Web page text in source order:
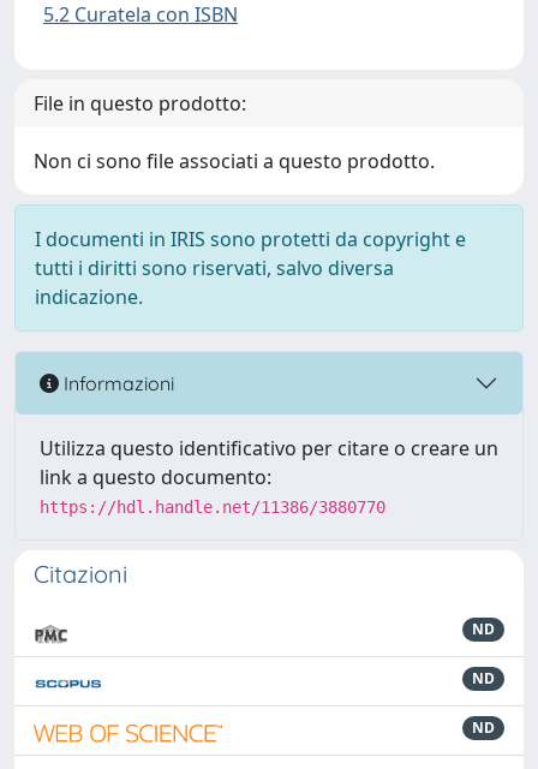
5.2 Curatela con ISBN
File in questo prodotto:
Non ci sono file associati a questo prodotto.
I documenti in IRIS sono protetti da copyright e
tutti i diritti sono riservati, salvo diversa
indicazione.
Informazioni
Utilizza questo identificativo per citare o creare un
link a questo documento:
https://hdl.handle.net/11386/3880770
Citazioni
ND
ND
ND